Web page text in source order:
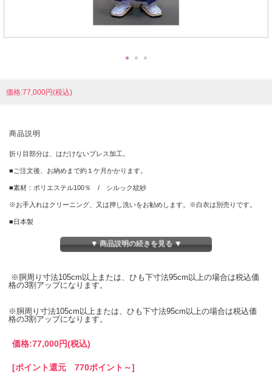
価格:77,000円(税込)
商品説明
折り目部分は、はだけないプレス加工。
■ご注文後、お納めまで約１ケ月かかります。
■素材：ポリエステル100％ / シルック紋紗
※お手入れはクリーニング、又は押し洗いをお勧めします。※白衣は別売りです。
■日本製
▼ 商品説明の続きを見る ▼
※胴周り寸法105cm以上または、ひも下寸法95cm以上の場合は税込価
格の3割アップになります。
※胴周り寸法105cm以上または、ひも下寸法95cm以上の場合は税込価
格の3割アップになります。
価格:77,000円(税込)
[ポイント還元 770ポイント～]